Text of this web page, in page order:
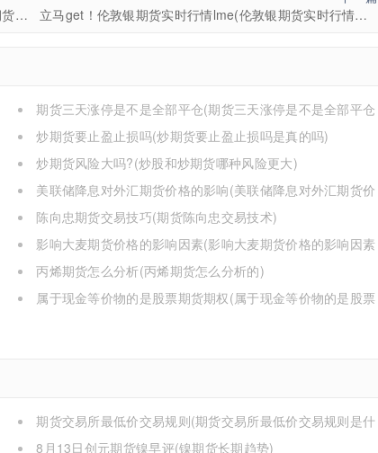
备受瞩目！动力煤期货与动力煤股票的关系(动力煤期货与动力煤股票的关系是什么)
立马get！伦敦银期货实时行情lme(伦敦银期货实时行情最新)
期货三天涨停是不是全部平仓(期货三天涨停是不是全部平仓
炒期货要止盈止损吗(炒期货要止盈止损吗是真的吗)
炒期货风险大吗?(炒股和炒期货哪种风险更大)
美联储降息对外汇期货价格的影响(美联储降息对外汇期货价
格的影响有哪些)
陈向忠期货交易技巧(期货陈向忠交易技术)
影响大麦期货价格的影响因素(影响大麦期货价格的影响因素
有哪些)
丙烯期货怎么分析(丙烯期货怎么分析的)
属于现金等价物的是股票期货期权(属于现金等价物的是股票
期货交易所最低价交易规则(期货交易所最低价交易规则是什
8月13日创元期货镍早评(镍期货长期趋势)